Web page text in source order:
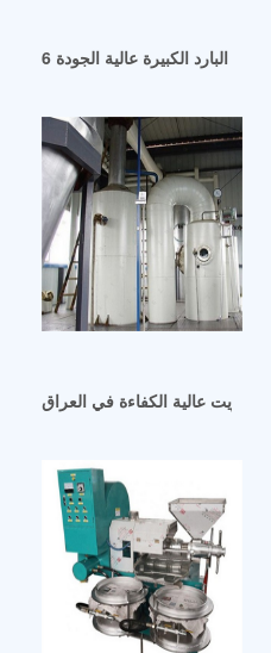
زيت عالية الكفاءة في العراق